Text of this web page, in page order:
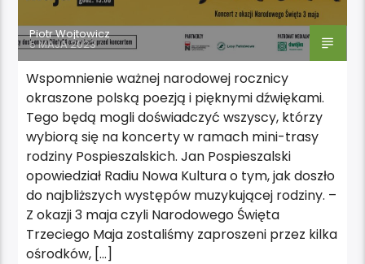
Piotr Wojtowicz
5 MAJA 2023
Wspomnienie ważnej narodowej rocznicy
okraszone polską poezją i pięknymi dźwiękami.
Tego będą mogli doświadczyć wszyscy, którzy
wybiorą się na koncerty w ramach mini-trasy
rodziny Pospieszalskich. Jan Pospieszalski
opowiedział Radiu Nowa Kultura o tym, jak doszło
do najbliższych występów muzykującej rodziny. –
Z okazji 3 maja czyli Narodowego Święta
Trzeciego Maja zostaliśmy zaproszeni przez kilka
ośrodków, […]